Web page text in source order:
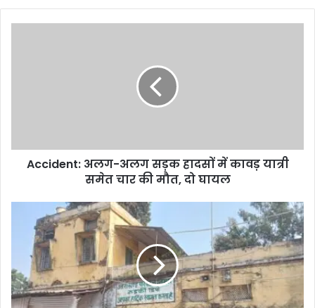
b
s
e
Accident: अलग-अलग सड़क हादसों में कावड़ यात्री
समेत चार की मौत, दो घायल